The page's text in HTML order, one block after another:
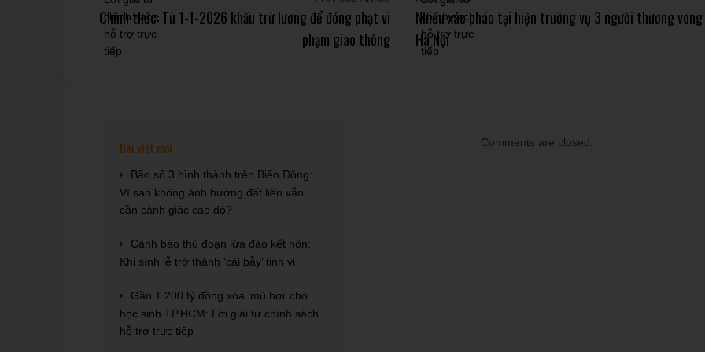
Chính thức: Từ 1-1-2026 khấu trừ lương để đóng phạt vi
phạm giao thông
Nhiều xác pháo tại hiện trường vụ 3 người thương
Hà Nội
Bài viết mới
Bão số 3 hình thành trên Biển Đông:
Vì sao không ảnh hưởng đất liền vẫn
cần cảnh giác cao độ?
Cảnh báo thủ đoạn lừa đảo kết hôn:
Khi sính lễ trở thành ‘cái bẫy’ tinh vi
Gần 1.200 tỷ đồng xóa ‘mù bơi’ cho
học sinh TP.HCM: Lời giải từ chính sách
hỗ trợ trực tiếp
Comments are closed.